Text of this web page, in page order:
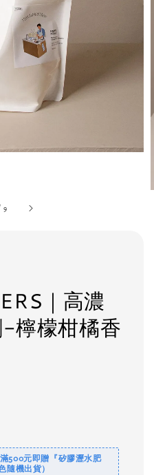
9
｜高濃
檸檬柑橘香
500元即贈『矽膠瀝水肥
隨機出貨）